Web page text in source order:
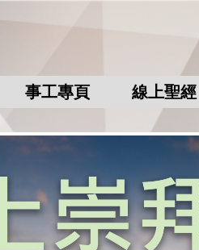
事工專頁 線上聖經